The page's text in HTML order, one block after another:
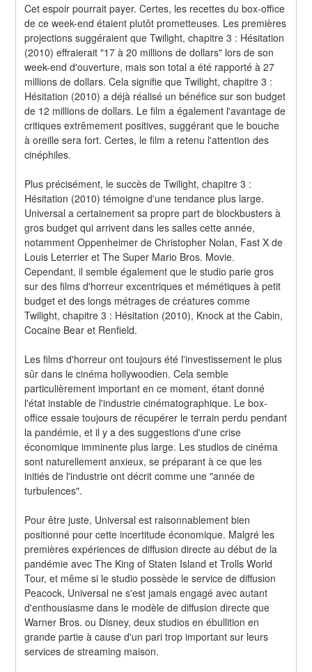
Cet espoir pourrait payer. Certes, les recettes du box-office
de ce week-end étaient plutôt prometteuses. Les premières
projections suggéraient que Twilight, chapitre 3 : Hésitation
(2010) effraierait "17 à 20 millions de dollars" lors de son
week-end d'ouverture, mais son total a été rapporté à 27
millions de dollars. Cela signifie que Twilight, chapitre 3 :
Hésitation (2010) a déjà réalisé un bénéfice sur son budget
de 12 millions de dollars. Le film a également l'avantage de
critiques extrêmement positives, suggérant que le bouche
à oreille sera fort. Certes, le film a retenu l'attention des
cinéphiles.
Plus précisément, le succès de Twilight, chapitre 3 :
Hésitation (2010) témoigne d'une tendance plus large.
Universal a certainement sa propre part de blockbusters à
gros budget qui arrivent dans les salles cette année,
notamment Oppenheimer de Christopher Nolan, Fast X de
Louis Leterrier et The Super Mario Bros. Movie.
Cependant, il semble également que le studio parie gros
sur des films d'horreur excentriques et mémétiques à petit
budget et des longs métrages de créatures comme
Twilight, chapitre 3 : Hésitation (2010), Knock at the Cabin,
Cocaine Bear et Renfield.
Les films d'horreur ont toujours été l'investissement le plus
sûr dans le cinéma hollywoodien. Cela semble
particulièrement important en ce moment, étant donné
l'état instable de l'industrie cinématographique. Le box-
office essaie toujours de récupérer le terrain perdu pendant
la pandémie, et il y a des suggestions d'une crise
économique imminente plus large. Les studios de cinéma
sont naturellement anxieux, se préparant à ce que les
initiés de l'industrie ont décrit comme une "année de
turbulences".
Pour être juste, Universal est raisonnablement bien
positionné pour cette incertitude économique. Malgré les
premières expériences de diffusion directe au début de la
pandémie avec The King of Staten Island et Trolls World
Tour, et même si le studio possède le service de diffusion
Peacock, Universal ne s'est jamais engagé avec autant
d'enthousiasme dans le modèle de diffusion directe que
Warner Bros. ou Disney, deux studios en ébullition en
grande partie à cause d'un pari trop important sur leurs
services de streaming maison.